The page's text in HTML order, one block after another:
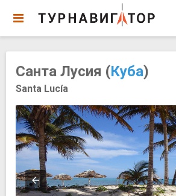
Санта Лусия (Куба)
Santa Lucía